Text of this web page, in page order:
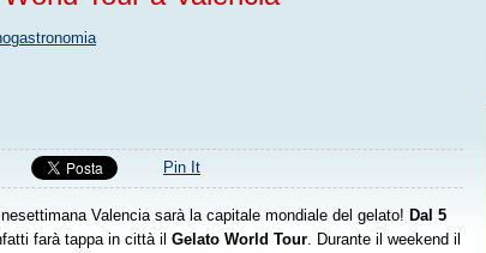
Pin It
Valencia sarà la capitale mondiale del gelato! Dal 5
farà tappa in città il Gelato World Tour. Durante il weekend il